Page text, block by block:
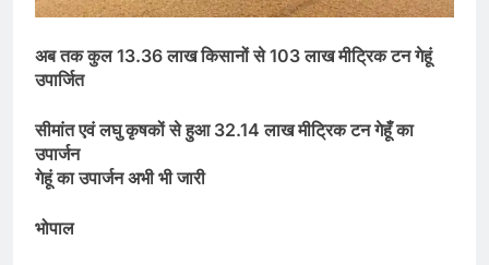
अब तक कुल 13.36 लाख किसानों से 103 लाख मीट्रिक टन गेहूं
उपार्जित
सीमांत एवं लघु कृषकों से हुआ 32.14 लाख मीट्रिक टन गेहूँ का
उपार्जन
गेहूं का उपार्जन अभी भी जारी
भोपाल